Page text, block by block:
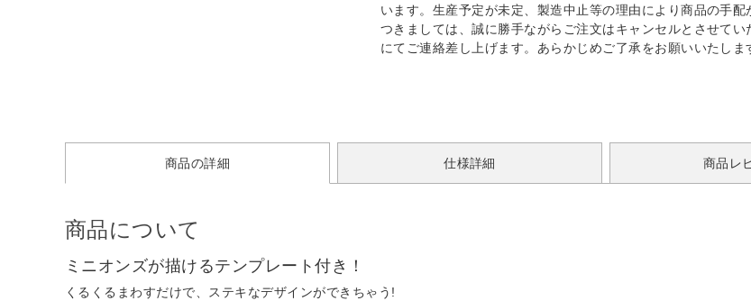
います。生産予定が未定、製造中止等の理由により商品の手配
つきましては、誠に勝手ながらご注文はキャンセルとさせてい
にてご連絡差し上げます。あらかじめご了承をお願いいたしま
商品の詳細 仕様詳細 商品レ
商品について
ミニオンズが描けるテンプレート付き！
くるくるまわすだけで、ステキなデザインができちゃう!